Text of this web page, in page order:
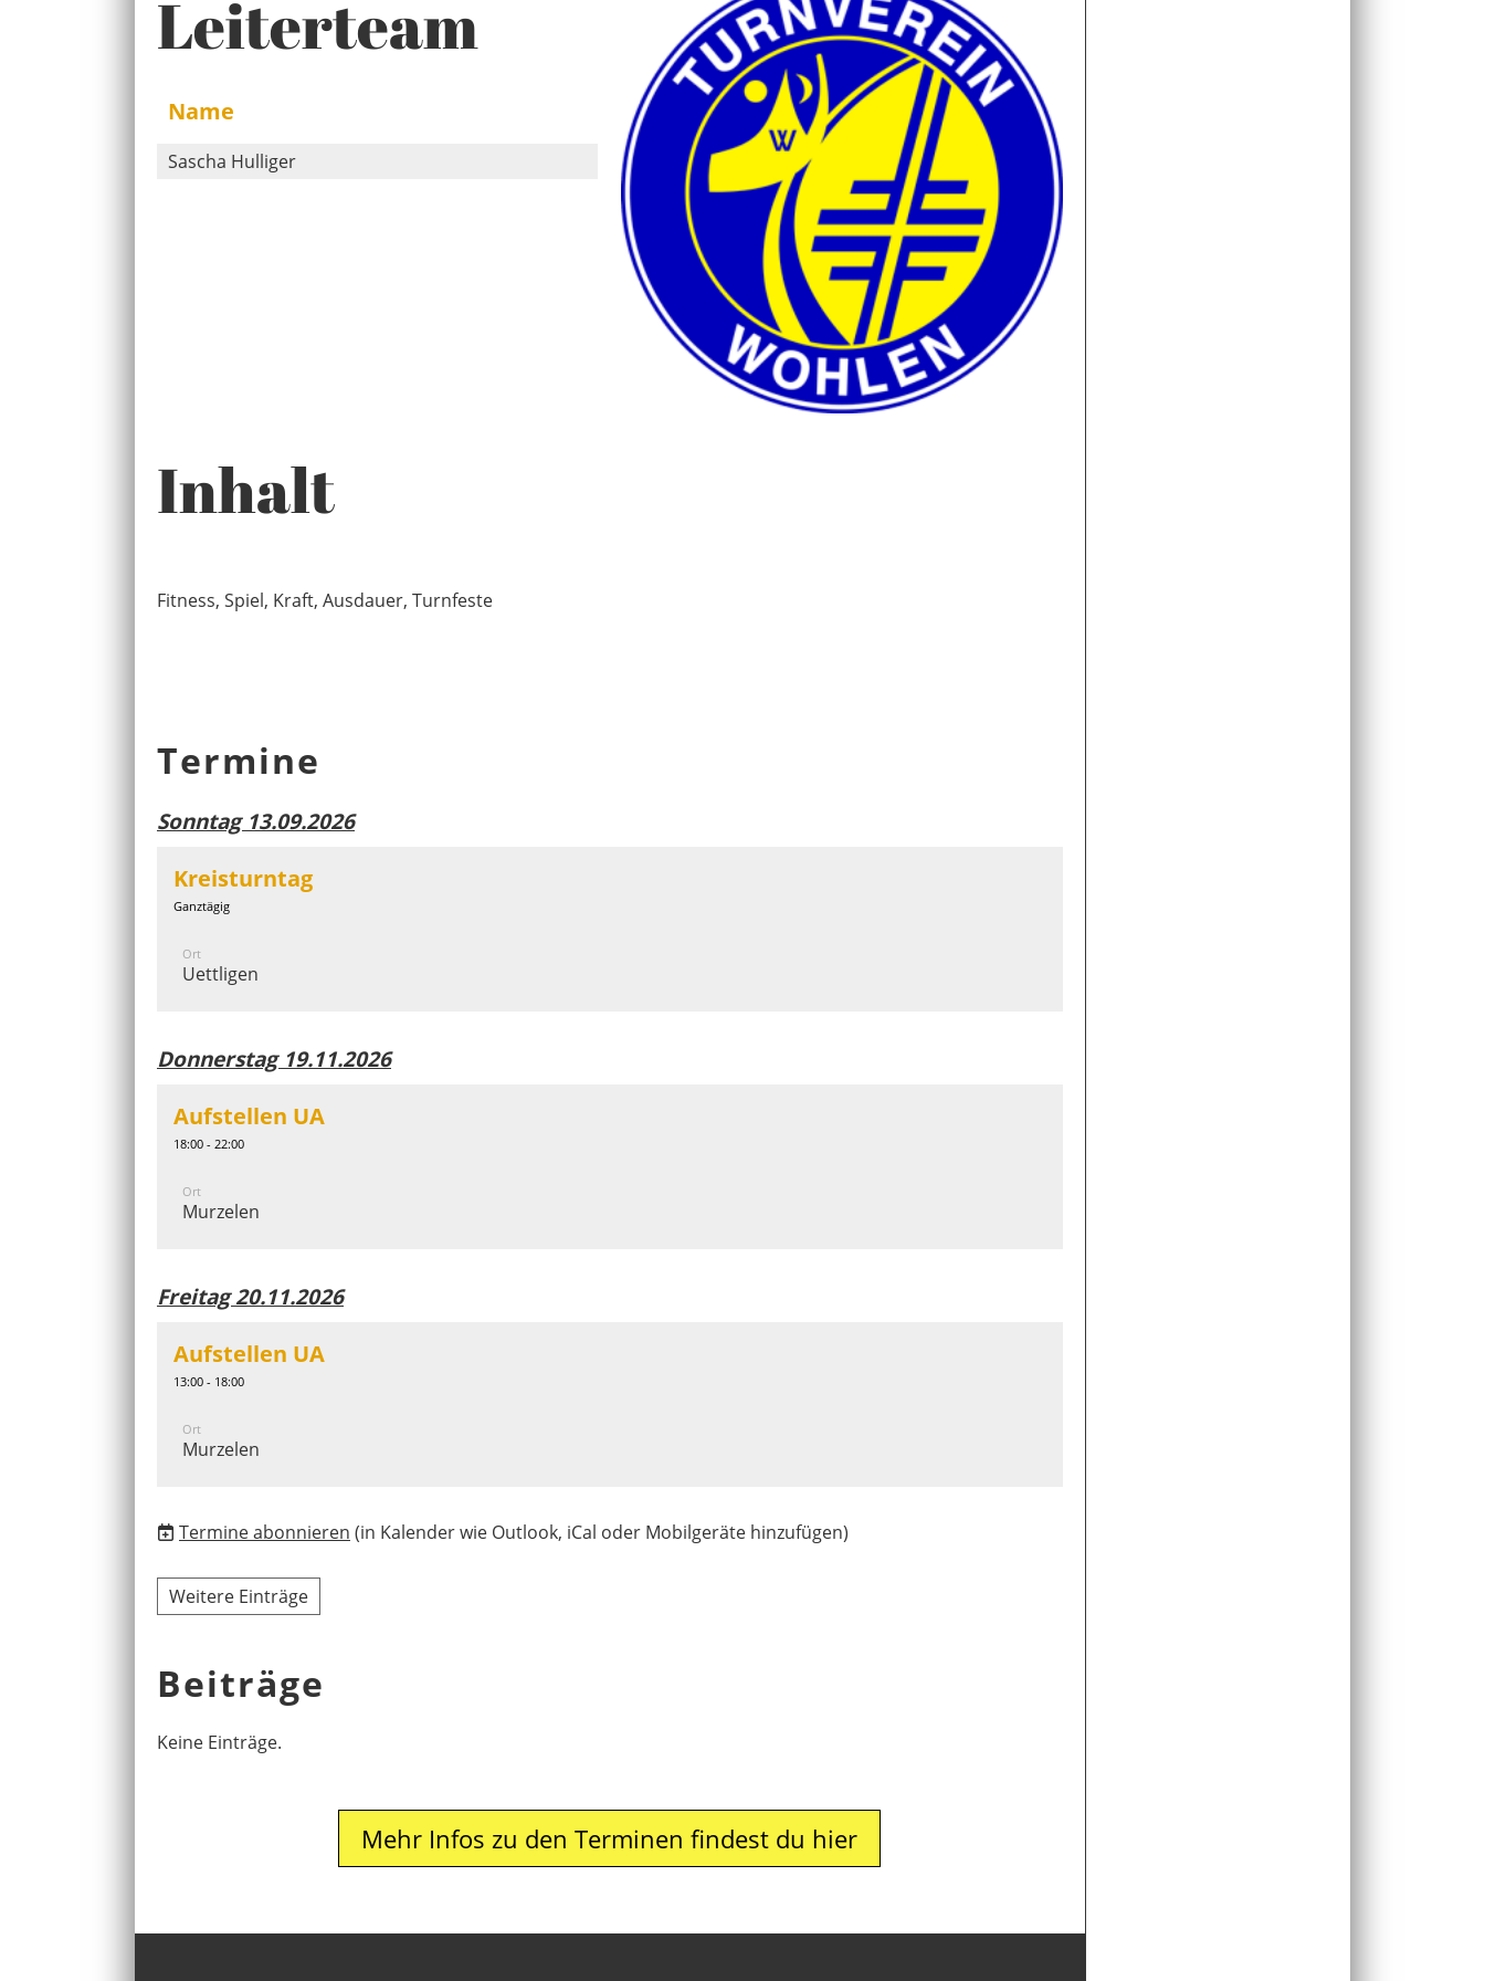
Leiterteam
Name
Sascha Hulliger
Inhalt
Fitness, Spiel, Kraft, Ausdauer, Turnfeste
Termine
Sonntag 13.09.2026
Kreisturntag
Ganztägig
Ort
Uettligen
Donnerstag 19.11.2026
Aufstellen UA
18:00 - 22:00
Ort
Murzelen
Freitag 20.11.2026
Aufstellen UA
13:00 - 18:00
Ort
Murzelen
Termine abonnieren (in Kalender wie Outlook, iCal oder Mobilgeräte hinzufügen)
Weitere Einträge
Beiträge
Keine Einträge.
Mehr Infos zu den Terminen findest du hier